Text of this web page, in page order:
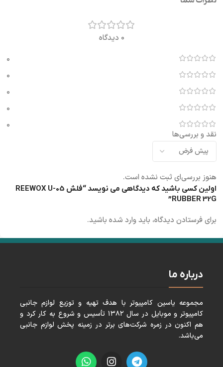
0 دیدگاه
0
0
0
0
0
نقد و بررسی‌ها
هنوز بررسی‌ای ثبت نشده است.
اولین کسی باشید که دیدگاهی می نویسد “فلش REEWOX U-05
RUBBER 32G”
برای فرستادن دیدگاه، بایدوارد شده باشید.
درباره ما
مجموعه ياسين كامپيوتر با هدف تهيه و توزيع لوازم جانبی
كامپيوتر و موبايل در سال ١٣٨٢ تأسيس و شروع به كار كرد و
هم اكنون در زمره شركت‌های برتر در زمينه پخش لوازم جانبی
می‌باشد.